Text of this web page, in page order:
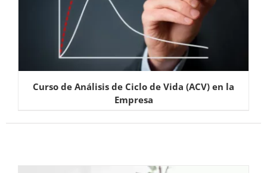
Curso de Análisis de Ciclo de Vida (ACV) en la
Empresa